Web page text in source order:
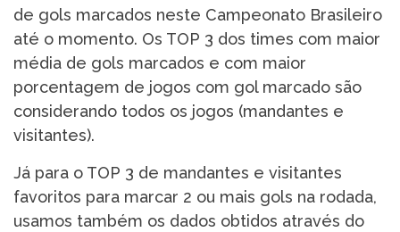
de gols marcados neste Campeonato Brasileiro
até o momento. Os TOP 3 dos times com maior
média de gols marcados e com maior
porcentagem de jogos com gol marcado são
considerando todos os jogos (mandantes e
visitantes).
Já para o TOP 3 de mandantes e visitantes
favoritos para marcar 2 ou mais gols na rodada,
usamos também os dados obtidos através do